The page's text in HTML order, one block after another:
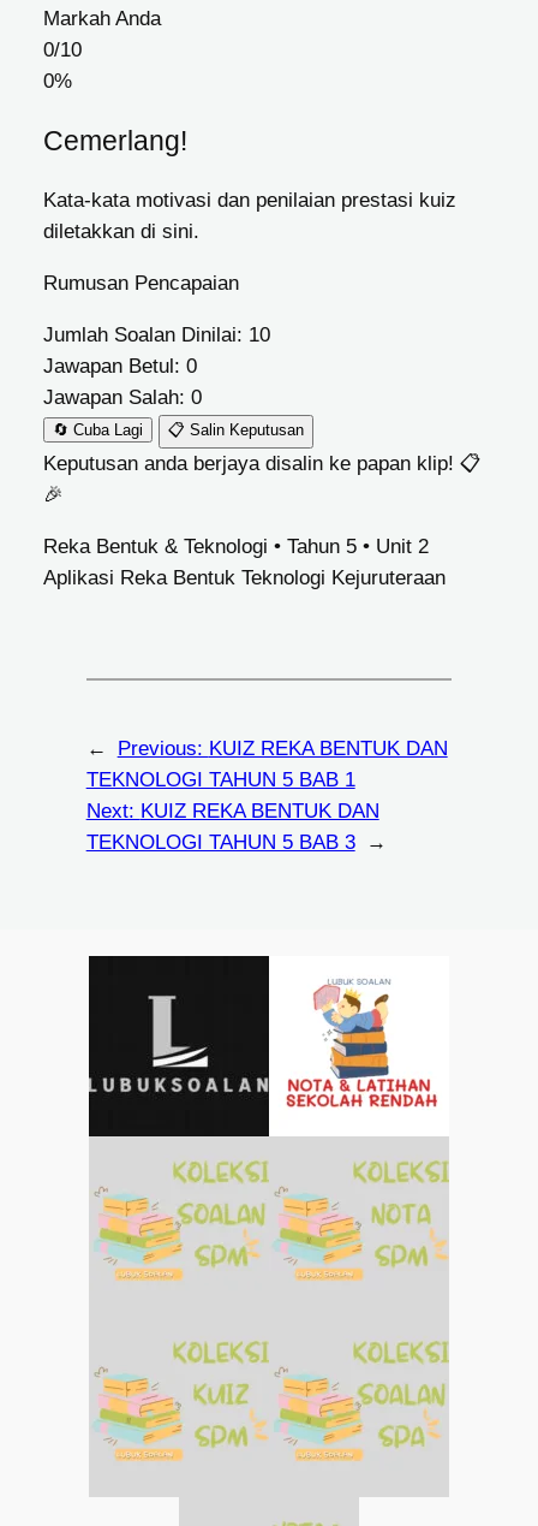
Markah Anda
0/10
0%
Cemerlang!
Kata-kata motivasi dan penilaian prestasi kuiz
diletakkan di sini.
Rumusan Pencapaian
Jumlah Soalan Dinilai: 10
Jawapan Betul: 0
Jawapan Salah: 0
🔄 Cuba Lagi 📋 Salin Keputusan
Keputusan anda berjaya disalin ke papan klip! 📋
🎉
Reka Bentuk & Teknologi • Tahun 5 • Unit 2
Aplikasi Reka Bentuk Teknologi Kejuruteraan
← Previous: KUIZ REKA BENTUK DAN
TEKNOLOGI TAHUN 5 BAB 1
Next: KUIZ REKA BENTUK DAN
TEKNOLOGI TAHUN 5 BAB 3
→